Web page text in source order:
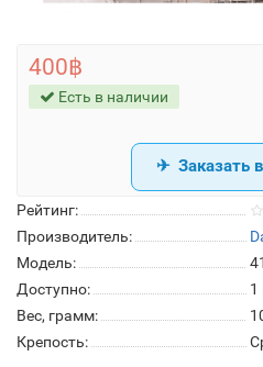
Рейтинг:
Производитель:
Модель:
Доступно:
1
Вес, грамм:
Крепость:
400฿
Есть в наличии
Заказать